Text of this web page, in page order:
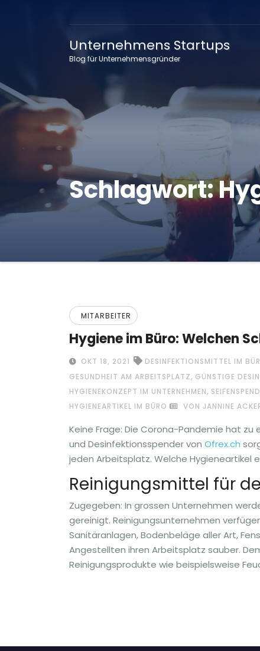
Unternehmens Startups
Blog für Unternehmensgründer
Schlagwort:
MITARBEITER
Hygiene im Büro: Welchen
OKT 18, 2021 DESINFEKTIONSMITTEL IM
GESUNDHEIT AM ARBEITSPLATZ, GÜNSTIGE
HYGIENEKONZEPT IM UNTERNEHMEN,
HYGIENEARTIKEL IM BÜRO
VON JANNINE
Keine Frage: Die Corona-Pandemie hat
und Desinfektionsspender von Ofrex.ch
jeden Arbeitsplatz. Welche Hygieneartikel
Reinigungsmittel für
Zugegeben: In grossen Unternehmen
gereinigt. Reinigungsunternehmen
Sanitäranlagen, Bodenbeläge aller Art,
Angestellten ihren Arbeitsplatz sauber.
Reinigungsprodukte wie beispielsweise